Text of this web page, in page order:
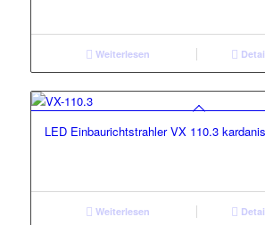
Weiterlesen
LED Einbaurichtstrahler VX 110.3
Weiterlesen